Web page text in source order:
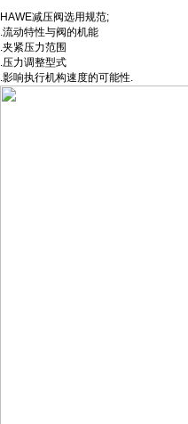
HAWE减压阀选用规范;
.流动特性与阀的机能
.夹紧压力范围
.压力调整型式
.影响执行机构速度的可能性.